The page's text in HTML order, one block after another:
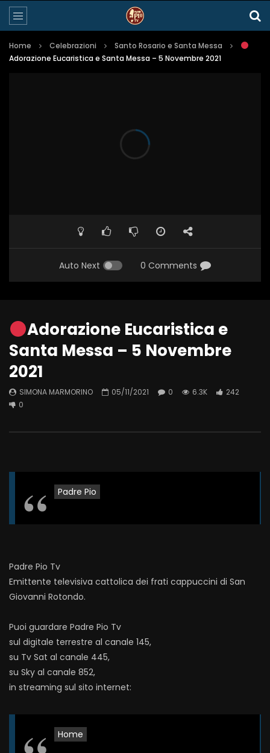
Home Celebrazioni
Santo Rosario e Santa Messa
Adorazione Eucaristica e Santa Messa – 5 Novembre 2021
Auto Next 0 Comments
Adorazione Eucaristica e
Santa Messa – 5 Novembre
2021
SIMONA MARMORINO 05/11/2021 0 6.3K
242
0
Padre Pio
Padre Pio Tv
Emittente televisiva cattolica dei frati cappuccini di San
Giovanni Rotondo.
Puoi guardare Padre Pio Tv
sul digitale terrestre al canale 145,
su Tv Sat al canale 445,
su Sky al canale 852,
in streaming sul sito internet:
Home